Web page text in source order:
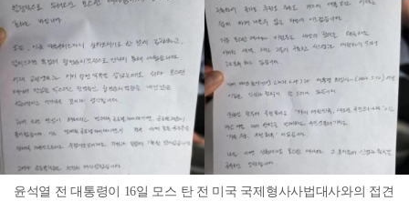
윤석열 전 대통령이 16일 모스 탄 전 미국 국제형사사법대사와의 접견